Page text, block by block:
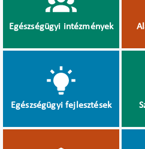
Egészségügyi intézmények
Egészségügyi fejlesztések